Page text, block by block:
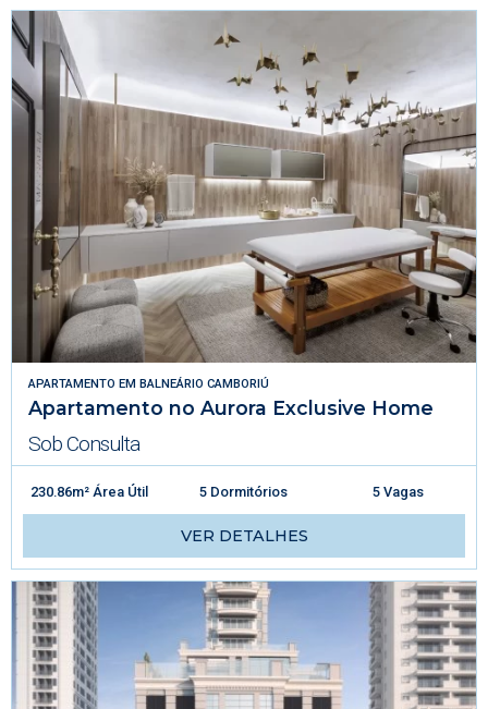
APARTAMENTO EM BALNEÁRIO CAMBORIÚ
Apartamento no Aurora Exclusive Home
Sob Consulta
230.86m² Área Útil 5 Dormitórios 5 Vagas
VER DETALHES